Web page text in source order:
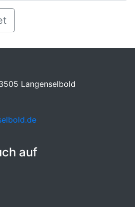
Langenselbold
auf